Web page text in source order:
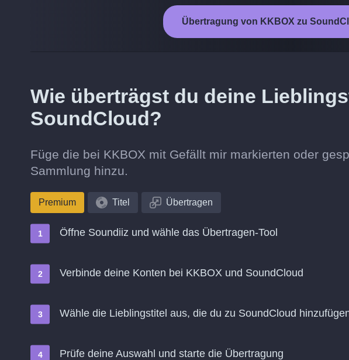
Übertragung von KKBOX zu
Wie überträgst du deine
SoundCloud?
Füge die bei KKBOX mit Gefällt mir markierten oder
Sammlung hinzu.
Premium Titel Übertragen
Öffne Soundiiz und wähle das Übertragen-Tool
Verbinde deine Konten bei KKBOX und SoundCloud
Wähle die Lieblingstitel aus, die du zu SoundCloud
Prüfe deine Auswahl und starte die Übertragung